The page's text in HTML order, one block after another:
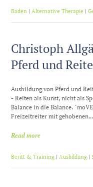
Baden |Alternative Therapie |
Christoph
Pferd und
Ausbildung von Pferd und
- Reiten als Kunst, nicht als
Balance in die Balance.
Freizeitreiter mit gehobenen...
Read more
Beritt & Training | Ausbildung |